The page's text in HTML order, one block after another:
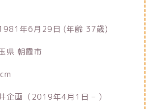
年6月29日 (年齢 37歳)
県 朝霞市
企画（2019年4月1日 – ）